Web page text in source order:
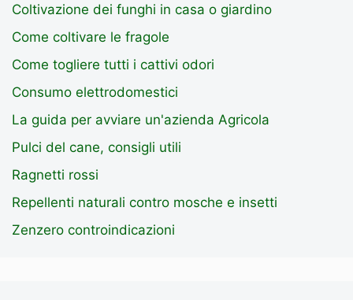
Coltivazione dei funghi in casa o giardino
Come coltivare le fragole
Come togliere tutti i cattivi odori
Consumo elettrodomestici
La guida per avviare un'azienda Agricola
Pulci del cane, consigli utili
Ragnetti rossi
Repellenti naturali contro mosche e insetti
Zenzero controindicazioni